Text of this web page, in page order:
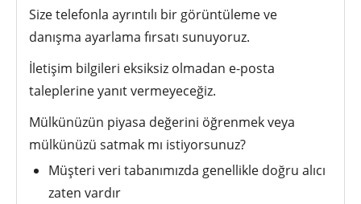
Size telefonla ayrıntılı bir görüntüleme ve
danışma ayarlama fırsatı sunuyoruz.
İletişim bilgileri eksiksiz olmadan e-posta
taleplerine yanıt vermeyeceğiz.
Mülkünüzün piyasa değerini öğrenmek veya
mülkünüzü satmak mı istiyorsunuz?
Müşteri veri tabanımızda genellikle doğru alıcı
zaten vardır